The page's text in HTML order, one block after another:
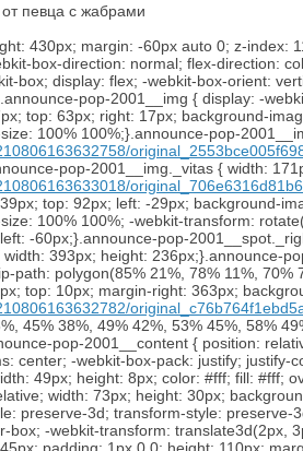
певца с жабрами
430px; margin: -60px auto 0; z-
box-direction: normal; flex-direction:
box; display: flex; -webkit-box-orient:
pop-2001__img { display: -
top: 63px; right: 17px; background-
100% 100%;}.announce-pop-
pop-2001__img._vitas { width:
top: 92px; left: -29px; background-
100% 100%; -webkit-transform:
-60px;}.announce-pop-
393px; height: 236px;}.announce-
path: polygon(85% 21%, 78% 11%,
top: 10px; margin-right: 363px;